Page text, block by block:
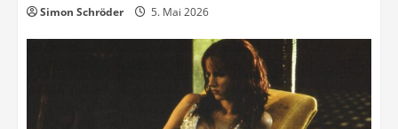
Simon Schröder 5. Mai 2026